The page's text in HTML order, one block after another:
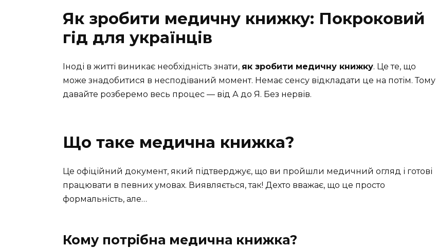
Як зробити медичну книжку: Покроковий
гід для українців
Іноді в житті виникає необхідність знати, як зробити медичну книжку. Це те, що
може знадобитися в несподіваний момент. Немає сенсу відкладати це на потім. Тому
давайте розберемо весь процес — від А до Я. Без нервів.
Що таке медична книжка?
Це офіційний документ, який підтверджує, що ви пройшли медичний огляд і готові
працювати в певних умовах. Виявляється, так! Дехто вважає, що це просто
формальність, але…
Кому потрібна медична книжка?